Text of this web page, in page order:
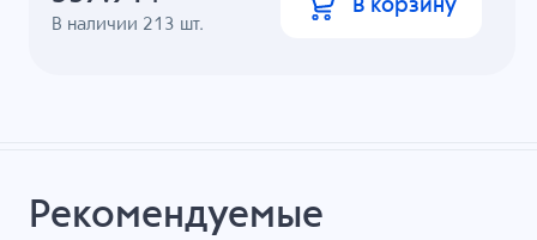
В наличии 213 шт.
В корзину
Рекомендуемые